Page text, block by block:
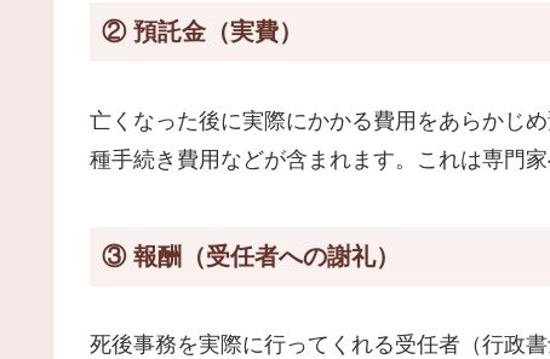
② 預託金（実費）
亡くなった後に実際にかかる費用をあらかじ
種手続き費用などが含まれます。これは専門
③ 報酬（受任者への謝礼）
死後事務を実際に行ってくれる受任者（行政